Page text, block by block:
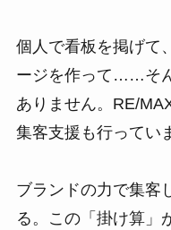
個人で看板を掲げて
ージを作って……そ
ありません。RE/
集客支援も行ってい
ブランドの力で集客
る。この「掛け算」